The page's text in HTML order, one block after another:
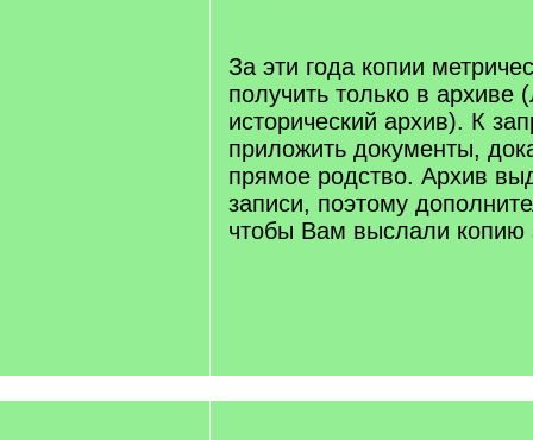
За эти года копии
получить только в архиве
исторический архив). К
приложить документы,
прямое родство. Архив
записи, поэтому
чтобы Вам выслали копию